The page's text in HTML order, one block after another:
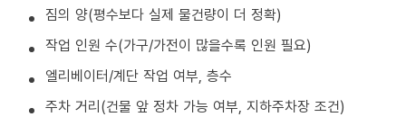
짐의 양(평수보다 실제 물건량이 더 정확)
작업 인원 수(가구/가전이 많을수록 인원 필요)
엘리베이터/계단 작업 여부, 층수
주차 거리(건물 앞 정차 가능 여부, 지하주차장 조건)